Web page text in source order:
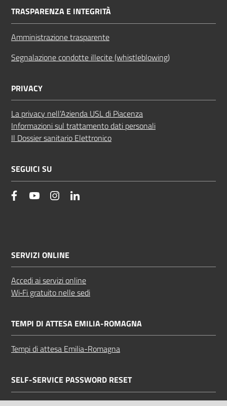
TRASPARENZA E INTEGRITÀ
Amministrazione trasparente
Segnalazione condotte illecite (whistleblowing)
PRIVACY
La privacy nell’Azienda USL di Piacenza
Informazioni sul trattamento dati personali
Il Dossier sanitario Elettronico
SEGUICI SU
facebookYouTube Instagram
SERVIZI ONLINE
Accedi ai servizi online
Wi‑Fi gratuito nelle sedi
TEMPI DI ATTESA EMILIA-ROMAGNA
Tempi di attesa Emilia-Romagna
SELF-SERVICE PASSWORD RESET